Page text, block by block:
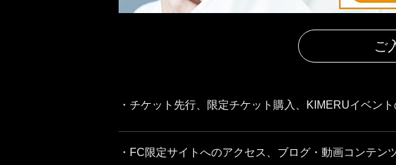
ご
・チケット先行、限定チケット購入、KIMERUイベン
・FC限定サイトへのアクセス、ブログ・動画コンテン